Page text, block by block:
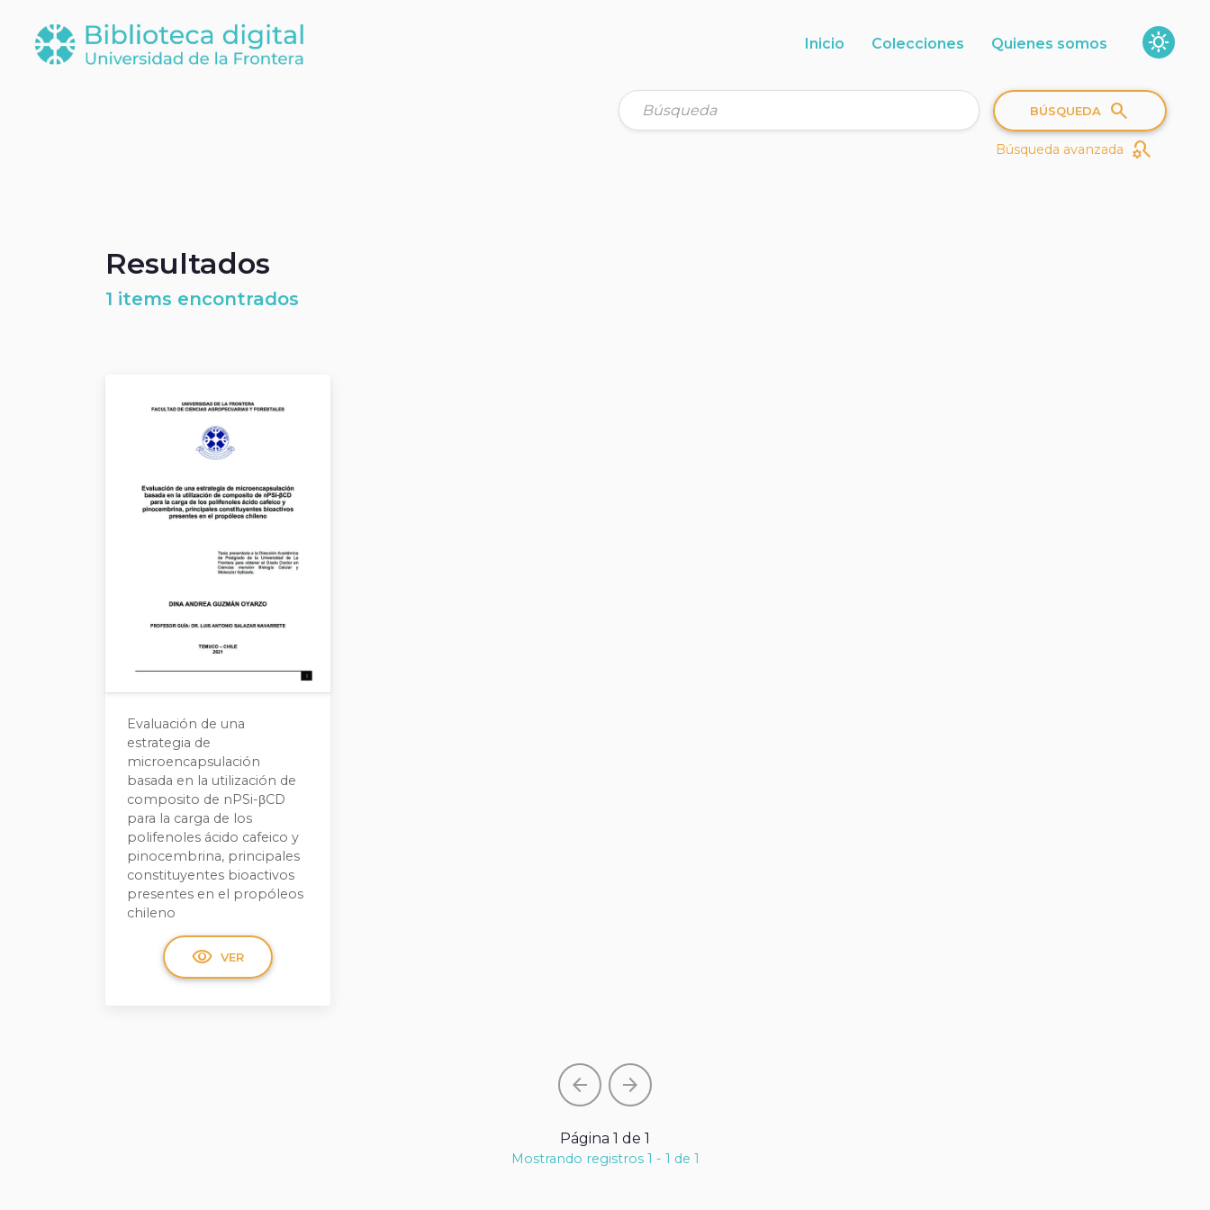
sunny
Inicio Colecciones Quienes somos
BÚSQUEDA search
Búsqueda avanzada search_gear
Resultados
1 items encontrados
Evaluación de una
estrategia de
microencapsulación
basada en la utilización de
composito de nPSi-βCD
para la carga de los
polifenoles ácido cafeico y
pinocembrina, principales
constituyentes bioactivos
presentes en el propóleos
chileno
visibility VER
arrow_back arrow_forward
Página 1 de 1
Mostrando registros 1 - 1 de 1